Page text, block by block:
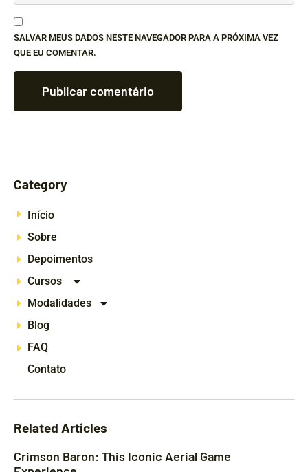
SALVAR MEUS DADOS NESTE NAVEGADOR PARA A PRÓXIMA VEZ
QUE EU COMENTAR.
Category
Início
Sobre
Depoimentos
Cursos
Modalidades
Blog
FAQ
Contato
Related Articles
Crimson Baron: This Iconic Aerial Game